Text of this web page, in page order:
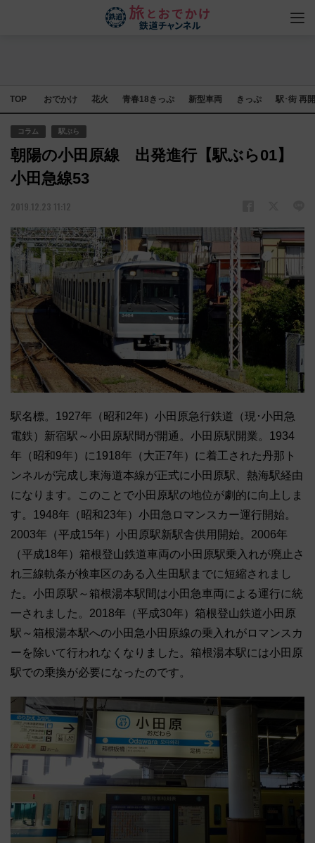
TOP おでかけ 花火 青春18きっぷ 新型車両 きっぷ 駅･街 再
コラム 駅ぶら
朝陽の小田原線 出発進行【駅ぶら01】
小田急線53
2019.12.23 11:12
駅名標。1927年（昭和2年）小田原急行鉄道（現･小田急
電鉄）新宿駅～小田原駅間が開通。小田原駅開業。1934
年（昭和9年）に1918年（大正7年）に着工された丹那ト
ンネルが完成し東海道本線が正式に小田原駅、熱海駅経由
になります。このことで小田原駅の地位が劇的に向上しま
す。1948年（昭和23年）小田急ロマンスカー運行開始。
2003年（平成15年）小田原駅新駅舎供用開始。2006年
（平成18年）箱根登山鉄道車両の小田原駅乗入れが廃止さ
れ三線軌条が検車区のある入生田駅までに短縮されまし
た。小田原駅～箱根湯本駅間は小田急車両による運行に統
一されました。2018年（平成30年）箱根登山鉄道小田原
駅～箱根湯本駅への小田急小田原線の乗入れがロマンスカ
ーを除いて行われなくなりました。箱根湯本駅には小田原
駅での乗換が必要になったのです。